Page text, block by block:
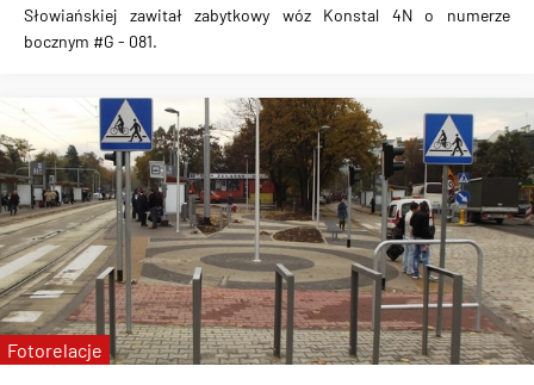
Słowiańskiej zawitał zabytkowy wóz Konstal 4N o numerze
bocznym #G - 081.
Fotorelacje